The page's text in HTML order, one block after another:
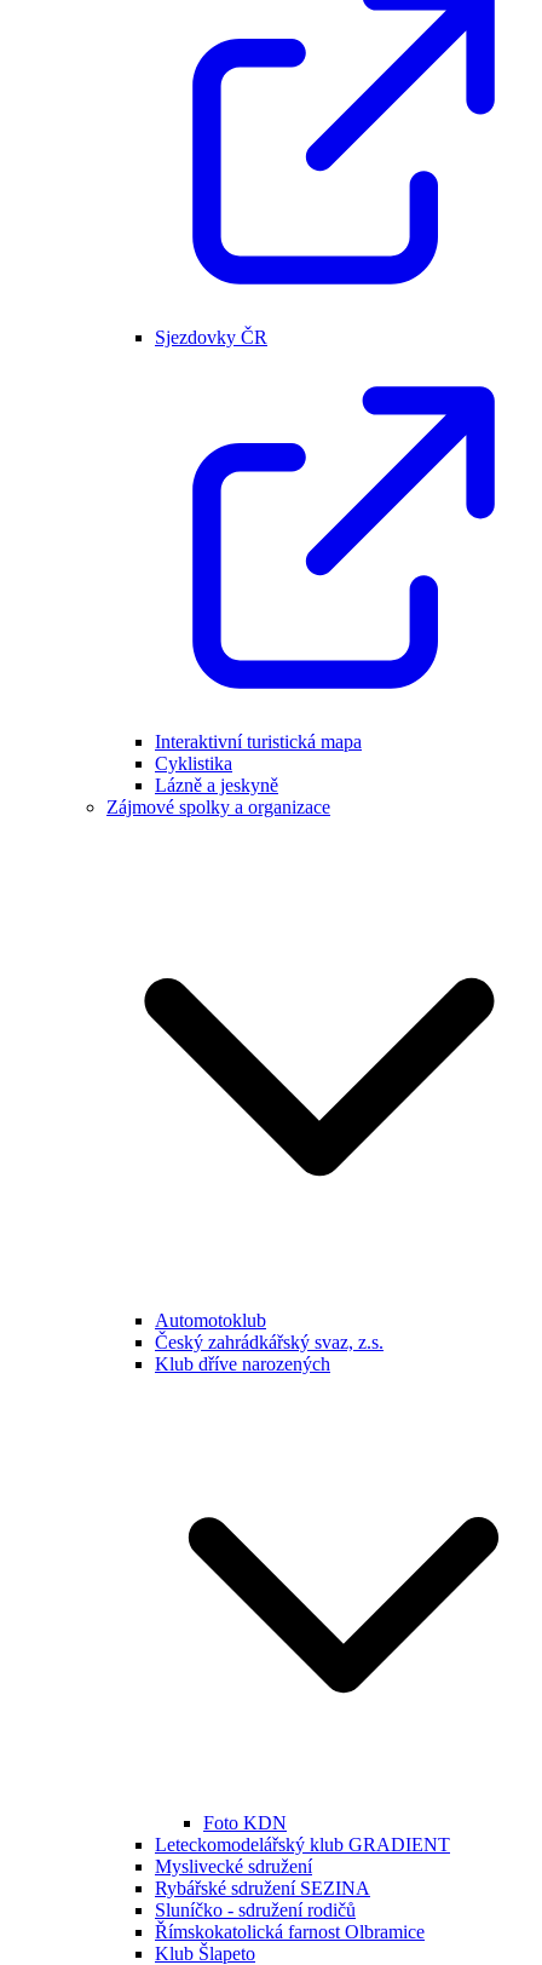
Sjezdovky ČR
Interaktivní turistická mapa
Cyklistika
Lázně a jeskyně
Zájmové spolky a organizace
Automotoklub
Český zahrádkářský svaz, z.s.
Klub dříve narozených
Foto KDN
Leteckomodelářský klub GRADIENT
Myslivecké sdružení
Rybářské sdružení SEZINA
Sluníčko - sdružení rodičů
Římskokatolická farnost Olbramice
Klub Šlapeto